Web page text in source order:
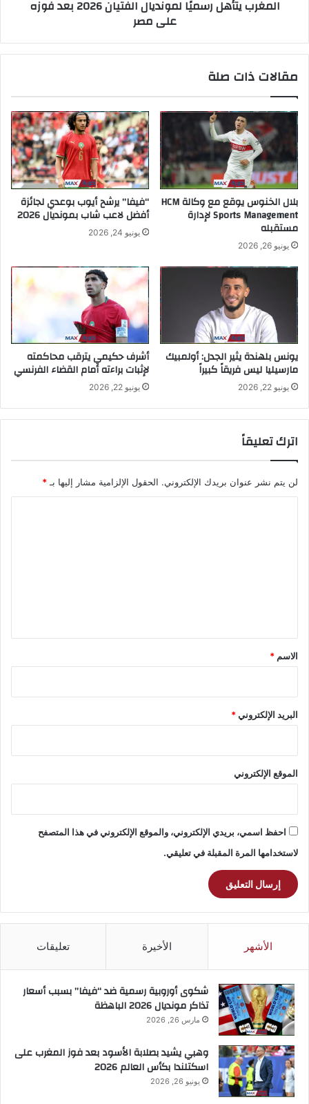
المغرب يتأهل رسميًا لمونديال الفتيان 2026 بعد فوزه
على مصر
مقالات ذات صلة
بلال الخنوس يوقع مع وكالة HCM
Sports Management لإدارة
مستقبله
يونيو 26, 2026
“فيفا” يرشح أيوب بوعدي لجائزة
أفضل لاعب شاب بمونديال 2026
يونيو 24, 2026
يونس بلهندة يثير الجدل: أولمبيك
مارسيليا ليس فريقاً كبيراً
يونيو 22, 2026
أشرف حكيمي يترقب محاكمته
لإثبات براءته أمام القضاء الفرنسي
يونيو 22, 2026
اترك تعليقاً
لن يتم نشر عنوان بريدك الإلكتروني. الحقول الإلزامية مشار إليها بـ*
*
الاسم *
البريد الإلكتروني*
الموقع الإلكتروني
احفظ اسمي، بريدي الإلكتروني، والموقع الإلكتروني في هذا المتصفح
لاستخدامها المرة المقبلة في تعليقي.
الأشهر الأخيرة تعليقات
شكوى أوروبية رسمية ضد “فيفا” بسبب أسعار
تذاكر مونديال 2026 الباهظة
مارس 26, 2026
وهبي يشيد بصلابة الأسود بعد فوز المغرب على
اسكتلندا بكأس العالم 2026
يونيو 26, 2026